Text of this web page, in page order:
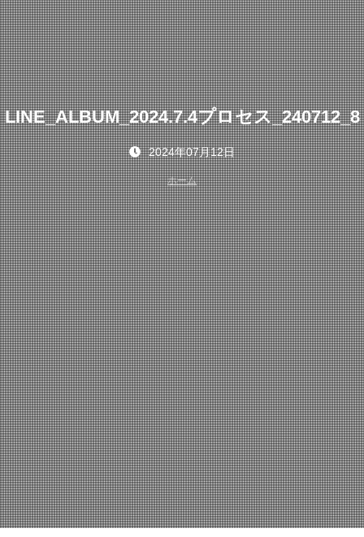
LINE_ALBUM_2024.7.4プロセス_240712_8
2024年07月12日
ホーム